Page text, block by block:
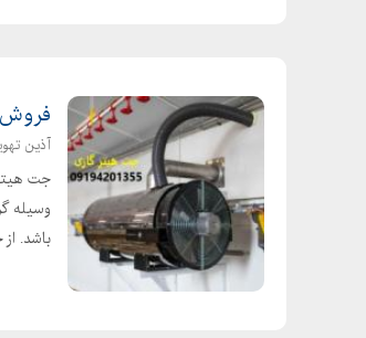
فروش
آذین
جت
وسیله
باشد.